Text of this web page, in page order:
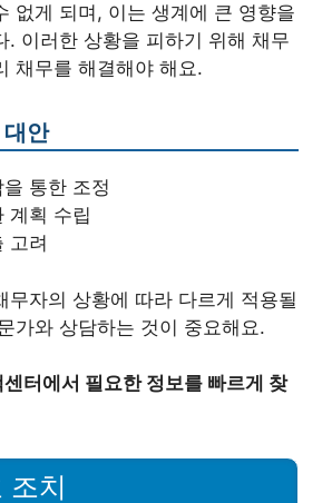
없게 되며, 이는 생계에 큰 영향을
. 이러한 상황을 피하기 위해 채무
채무를 해결해야 해요.
안
통한 조정
계획 수립
고려
무자의 상황에 따라 다르게 적용될
가와 상담하는 것이 중요해요.
터에서 필요한 정보를 빠르게 찾
조치